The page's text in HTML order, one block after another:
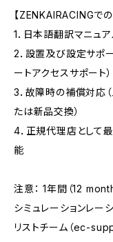
【ZENKAIRACINGでの
1．日本語翻訳マニュ
2．設置及び設定サポ
ートアクセスサポート）
3．故障時の補償対応
たは新品交換）
4．正規代理店として
能
注意： 1年間（12
シミュレーションレー
リストチーム（ec-